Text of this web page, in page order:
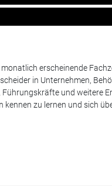
erscheinende
in Unternehmen,
Führungskräfte und weitere
kennen zu lernen und sich